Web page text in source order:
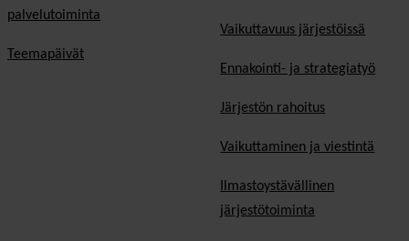
palvelutoiminta
Teemapäivät
Vaikuttavuus järjestöissä
Ennakointi- ja strategiatyö
Järjestön rahoitus
Vaikuttaminen ja viestintä
Ilmastoystävällinen
järjestötoiminta